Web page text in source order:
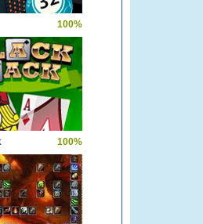
100%
100%